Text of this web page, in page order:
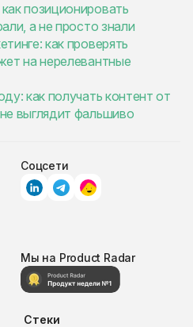
позиционировать
а не просто знали
как проверять
на нерелевантные
как получать контент от
выглядит фальшиво
Соцсети
Мы на Product Radar
Стеки